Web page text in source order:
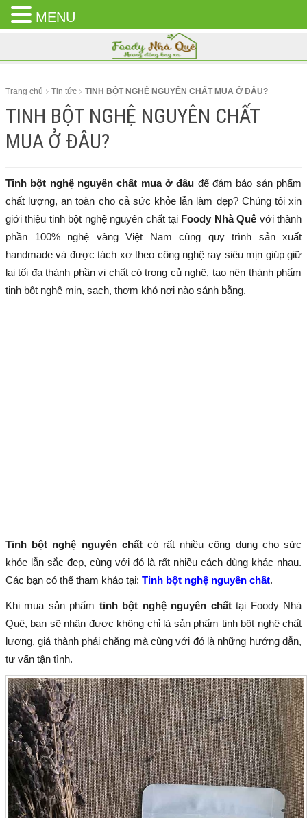
CLOSE
MENU
Trang chủ Tin tức TINH BỘT NGHỆ NGUYÊN CHẤT MUA Ở ĐÂU?
TINH BỘT NGHỆ NGUYÊN CHẤT
MUA Ở ĐÂU?
Tinh bột nghệ nguyên chất mua ở đâu để đảm bảo sản phẩm
chất lượng, an toàn cho cả sức khỏe lẫn làm đẹp? Chúng tôi xin
giới thiệu tinh bột nghệ nguyên chất tại Foody Nhà Quê với thành
phần 100% nghệ vàng Việt Nam cùng quy trình sản xuất
handmade và được tách xơ theo công nghệ ray siêu mịn giúp giữ
lại tối đa thành phần vi chất có trong củ nghệ, tạo nên thành phẩm
tinh bột nghệ mịn, sạch, thơm khó nơi nào sánh bằng.
Tinh bột nghệ nguyên chấtcó rất nhiều công dụng cho sức
khỏe lẫn sắc đẹp, cùng với đó là rất nhiều cách dùng khác nhau.
Các bạn có thể tham khảo tại: Tinh bột nghệ nguyên chất.
Khi mua sản phẩm tinh bột nghệ nguyên chấttại Foody Nhà
Quê, bạn sẽ nhận được không chỉ là sản phẩm tinh bột nghệ chất
lượng, giá thành phải chăng mà cùng với đó là những hướng dẫn,
tư vấn tận tình.
MENU